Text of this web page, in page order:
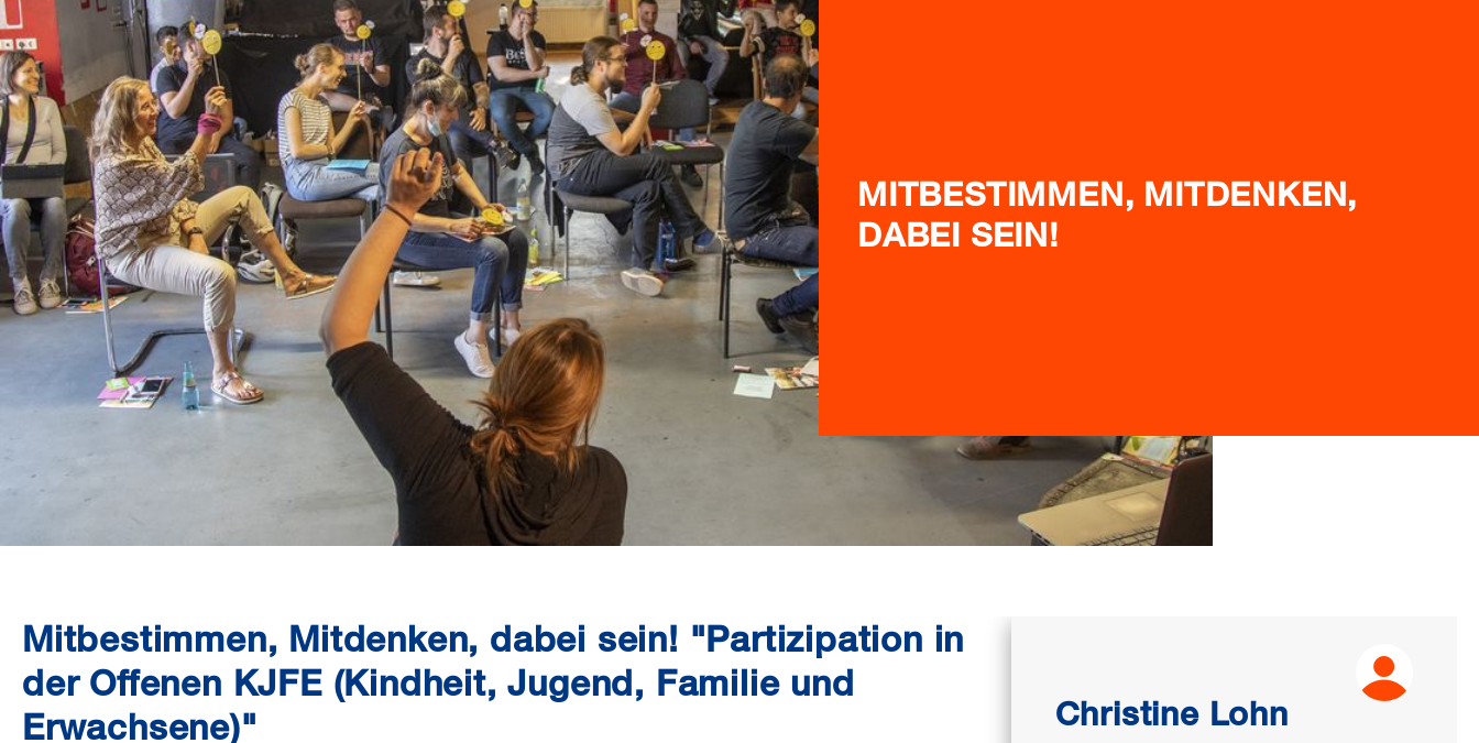
MITBESTIMMEN, MITDENKEN,
DABEI SEIN!
Mitbestimmen, Mitdenken, dabei sein! "Partizipation in
der Offenen KJFE (Kindheit, Jugend, Familie und
Erwachsene)"
Christine Lohn